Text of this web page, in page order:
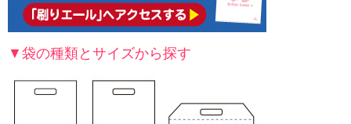
▼袋の種類とサイズから探す